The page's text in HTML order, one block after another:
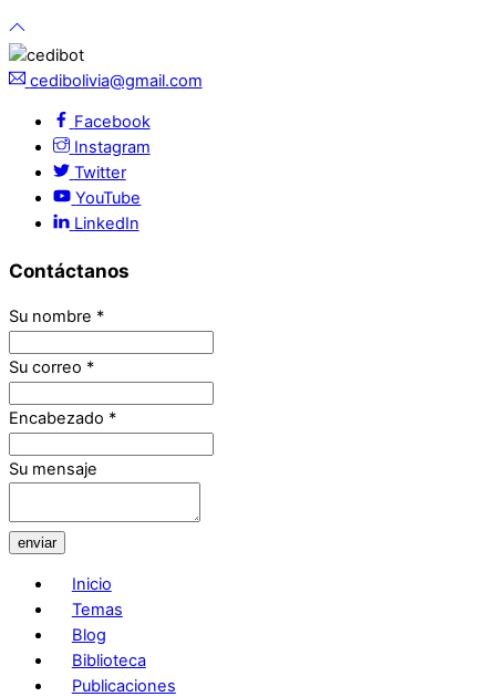
cedibolivia@gmail.com
Facebook
Instagram
Twitter
YouTube
LinkedIn
Contáctanos
Su nombre *
Su correo *
Encabezado *
Su mensaje
enviar
Inicio
Temas
Blog
Biblioteca
Publicaciones